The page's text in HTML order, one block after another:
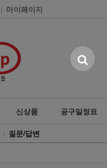
| 마이페이지
신상품
공구일정표
| 질문/답변